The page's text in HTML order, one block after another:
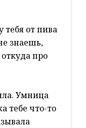
тебя от пива
знаешь,
про
Умница
тебе что-то